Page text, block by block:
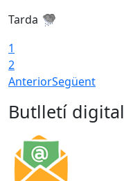
Tarda
1
2
AnteriorSegüent
Butlletí digital